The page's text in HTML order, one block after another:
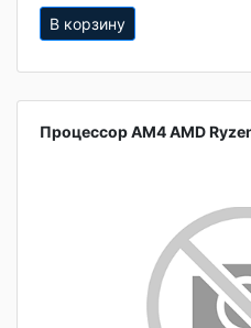
В корзину
Процессор АМ4 AMD